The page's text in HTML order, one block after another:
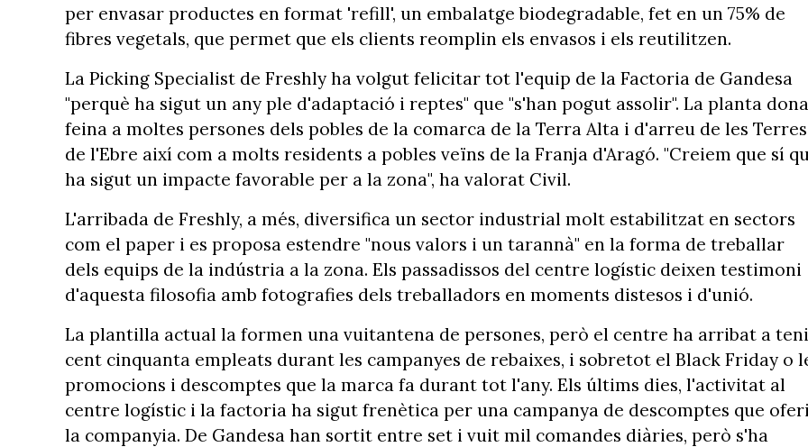
per envasar productes en format 'refill', un embalatge biodegradable, fet en un 75% de
fibres vegetals, que permet que els clients reomplin els envasos i els reutilitzen.
La Picking Specialist de Freshly ha volgut felicitar tot l'equip de la Factoria de Gandesa
"perquè ha sigut un any ple d'adaptació i reptes" que "s'han pogut assolir". La planta dona
feina a moltes persones dels pobles de la comarca de la Terra Alta i d'arreu de les Terres
de l'Ebre així com a molts residents a pobles veïns de la Franja d'Aragó. "Creiem que sí
ha sigut un impacte favorable per a la zona", ha valorat Civil.
L'arribada de Freshly, a més, diversifica un sector industrial molt estabilitzat en sectors
com el paper i es proposa estendre "nous valors i un tarannà" en la forma de treballar
dels equips de la indústria a la zona. Els passadissos del centre logístic deixen testimoni
d'aquesta filosofia amb fotografies dels treballadors en moments distesos i d'unió.
La plantilla actual la formen una vuitantena de persones, però el centre ha arribat a
cent cinquanta empleats durant les campanyes de rebaixes, i sobretot el Black Friday o
promocions i descomptes que la marca fa durant tot l'any. Els últims dies, l'activitat al
centre logístic i la factoria ha sigut frenètica per una campanya de descomptes que
la companyia. De Gandesa han sortit entre set i vuit mil comandes diàries, però s'ha